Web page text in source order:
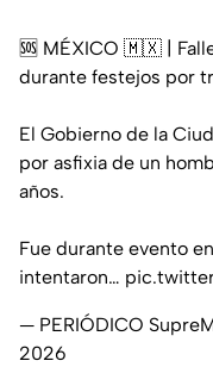
🆘 MÉXICO 🇲🇽 |
durante festejos por
El Gobierno de la
por asfixia de un
años.
Fue durante evento
intentaron…
— PERIÓDICO
2026